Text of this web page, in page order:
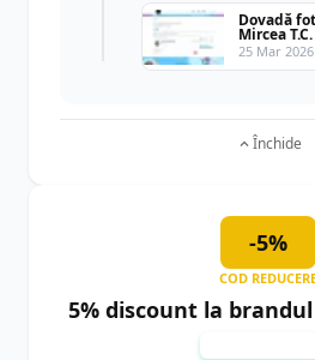
Dovadă
Mircea T.C.
25 Mar 2026
Închide
-5%
COD
5% discount la